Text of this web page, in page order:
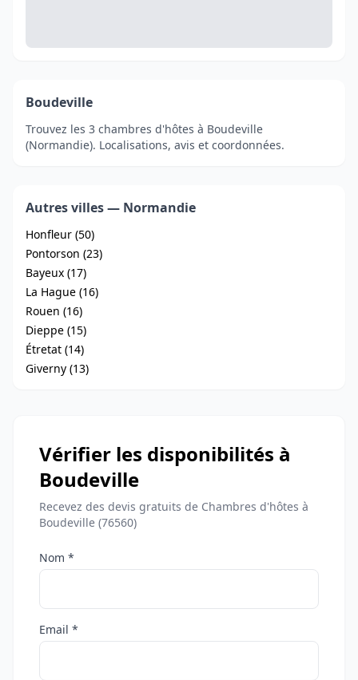
Boudeville
Trouvez les 3 chambres d'hôtes à Boudeville
(Normandie). Localisations, avis et coordonnées.
Autres villes — Normandie
Honfleur (50)
Pontorson (23)
Bayeux (17)
La Hague (16)
Rouen (16)
Dieppe (15)
Étretat (14)
Giverny (13)
Vérifier les disponibilités à
Boudeville
Recevez des devis gratuits de Chambres d'hôtes à
Boudeville (76560)
Nom *
Email *